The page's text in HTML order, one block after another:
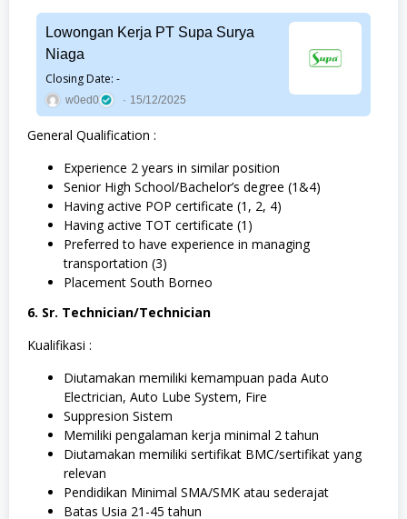
Lowongan Kerja PT Supa Surya
Niaga
Closing Date: -
w0ed0 15/12/2025
General Qualification :
Experience 2 years in similar position
Senior High School/Bachelor’s degree (1&4)
Having active POP certificate (1, 2, 4)
Having active TOT certificate (1)
Preferred to have experience in managing
transportation (3)
Placement South Borneo
6. Sr. Technician/Technician
Kualifikasi :
Diutamakan memiliki kemampuan pada Auto
Electrician, Auto Lube System, Fire
Suppresion Sistem
Memiliki pengalaman kerja minimal 2 tahun
Diutamakan memiliki sertifikat BMC/sertifikat yang
relevan
Pendidikan Minimal SMA/SMK atau sederajat
Batas Usia 21-45 tahun